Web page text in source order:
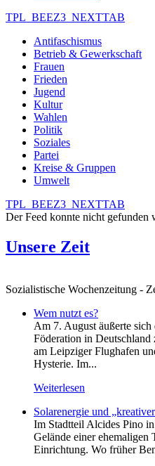
TPL_BEEZ3_NEXTTAB
Antifaschismus
Betrieb & Gewerkschaft
Frauen
Frieden
Jugend
Kultur
Wahlen
Politik
Soziales
Partei
Kreise & Gruppen
Umwelt
TPL_BEEZ3_NEXTTAB
Der Feed konnte nicht gefunden
Unsere Zeit
Sozialistische Wochenzeitung -
Wem nutzt es?
Am 7. August äußerte sich
Föderation in
am Leipziger Flughafen
Hysterie. Im...
Weiterlesen
Solarenergie und
Im Stadtteil Alcides Pino
Gelände einer ehemaligen
Einrichtung. Wo früher